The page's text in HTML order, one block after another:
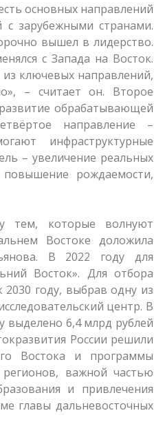
основных направлений
с зарубежными странами.
вышел в лидерство.
с Запада на Восток.
ключевых направлений,
– считает он. Второе
обрабатывающей
направление –
инфраструктурные
– увеличение реальных
повышение рождаемости,
тем, которые волнуют
Востоке доложила
В 2022 году для
Восток». Для отбора
году, выбрав одну из
центр. В
выделено 6,4 млрд рублей
России решили
Востока и программы
важной частью
и привлечения
главы дальневосточных